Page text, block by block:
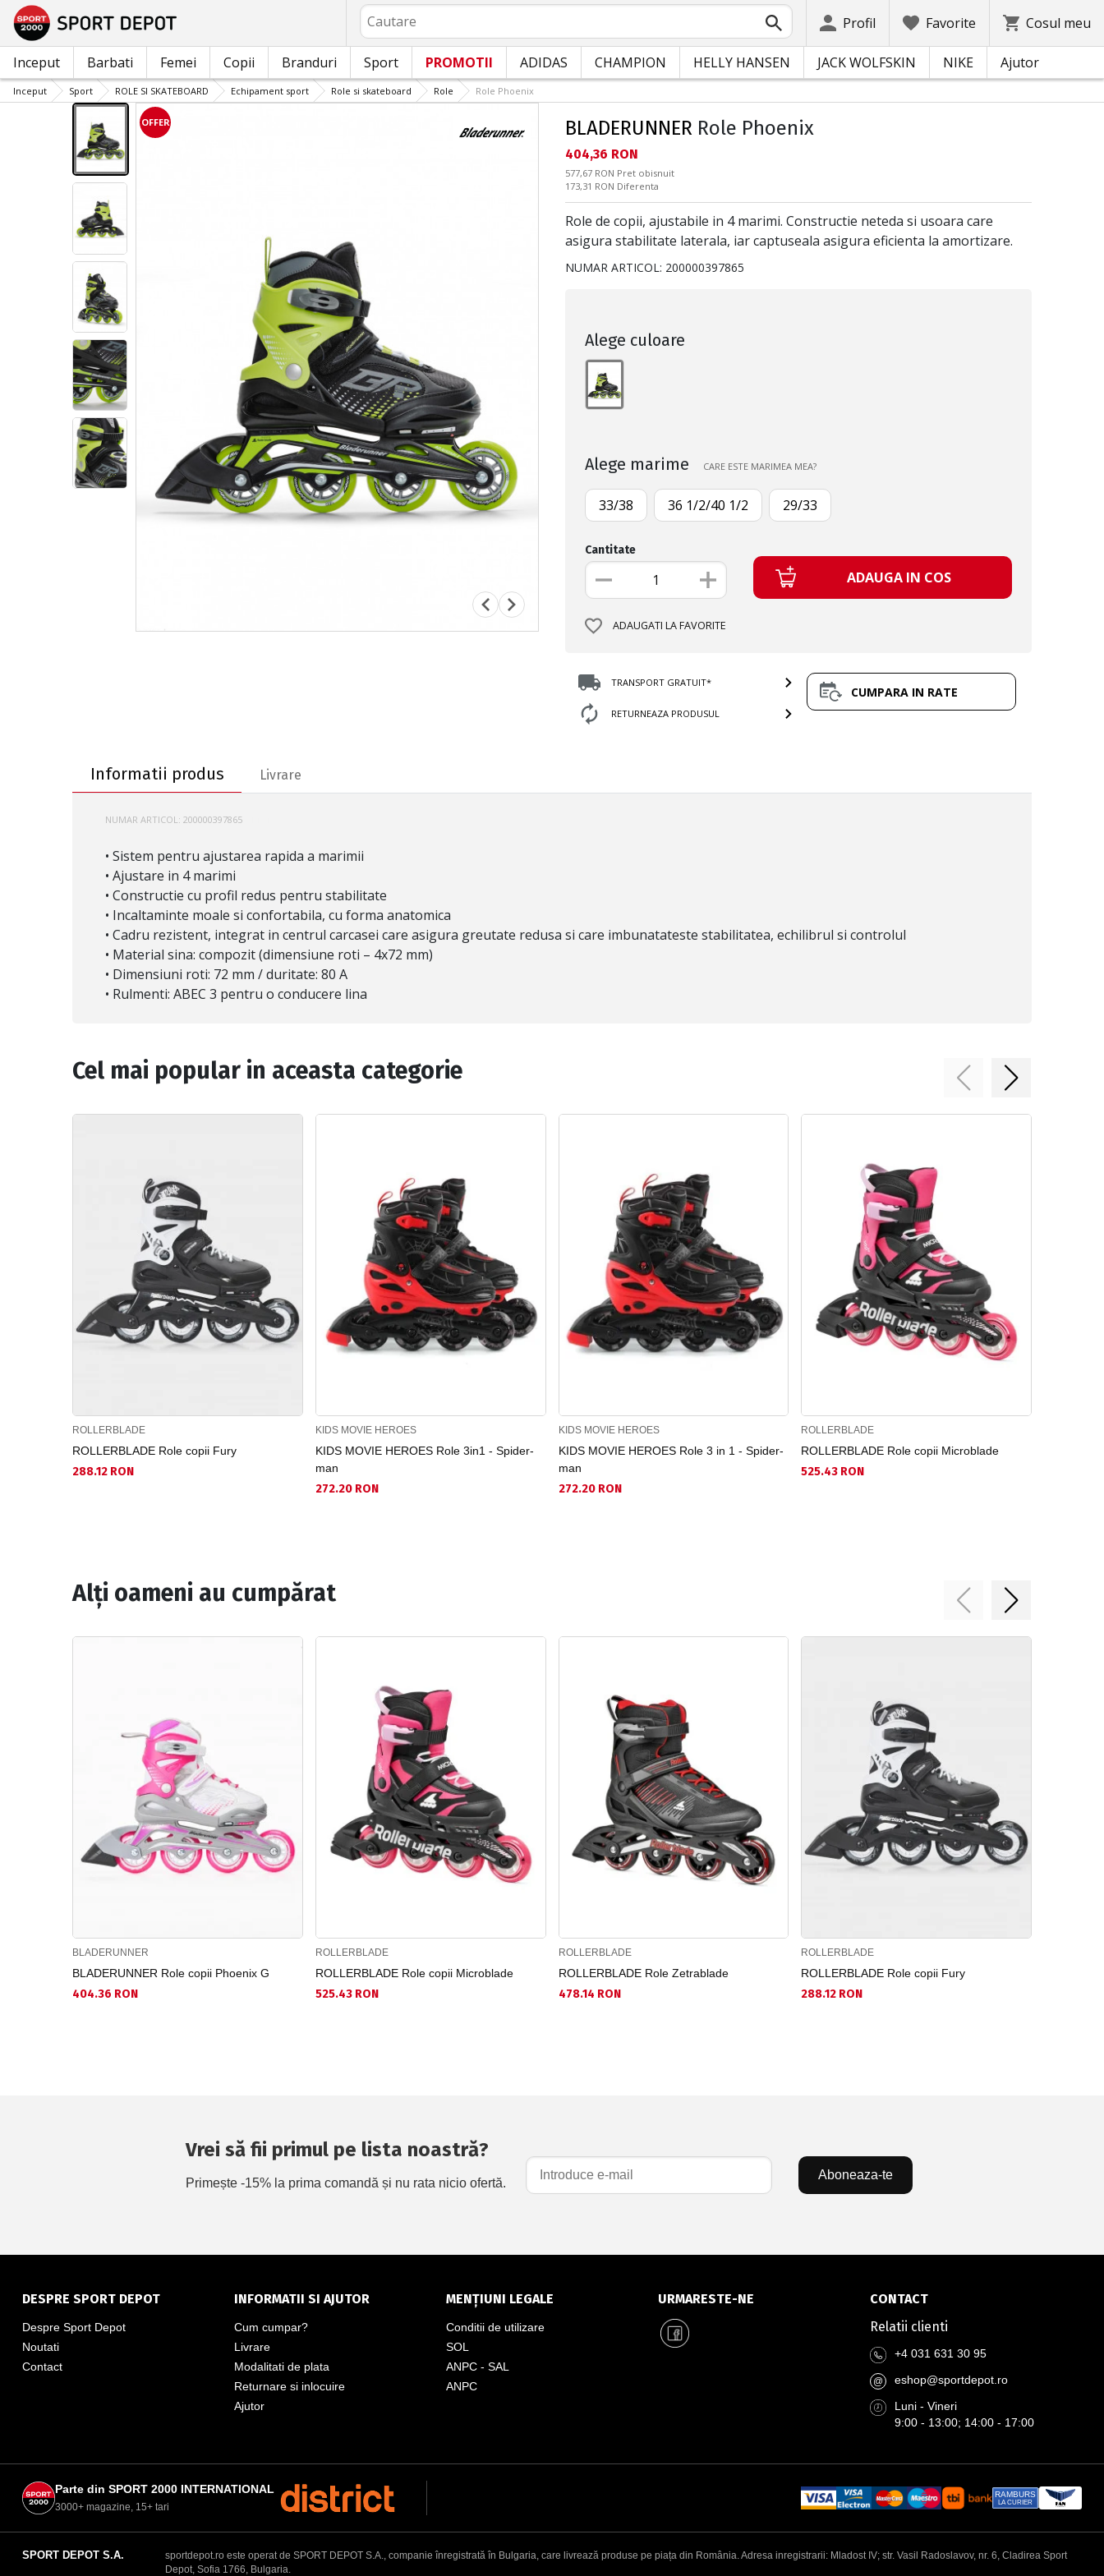
Cautare
Profil Favorite Cosul meu
Inceput Barbati Femei Copii Branduri Sport PROMOTII ADIDAS CHAMPION HELLY HANSEN JACK WOLFSKIN NIKE Ajutor
Inceput Sport ROLE SI SKATEBOARD Echipament sport Role si skateboard Role Role Phoenix
OFFER BLADERUNNER Role Phoenix
Текуща цена:
404,36 RON
Pret obisnuit:
577,67 RON Pret obisnuit
Спестявате:
173,31 RON Diferenta
Role de copii, ajustabile in 4 marimi. Constructie neteda si usoara care
asigura stabilitate laterala, iar captuseala asigura eficienta la amortizare.
NUMAR ARTICOL: 200000397865
Alege culoare
Alege marime CARE ESTE MARIMEA MEA?
33/38 36 1/2/40 1/2 29/33
Cantitate
ADAUGA IN COS
ADAUGATI LA FAVORITE
TRANSPORT GRATUIT*
RETURNEAZA PRODUSUL
CUMPARA IN RATE
Informatii produs
Livrare
NUMAR ARTICOL: 200000397865
• Sistem pentru ajustarea rapida a marimii
• Ajustare in 4 marimi
• Constructie cu profil redus pentru stabilitate
• Incaltaminte moale si confortabila, cu forma anatomica
• Cadru rezistent, integrat in centrul carcasei care asigura greutate redusa si care imbunatateste stabilitatea, echilibrul si controlul
• Material sina: compozit (dimensiune roti – 4х72 mm)
• Dimensiuni roti: 72 mm / duritate: 80 A
• Rulmenti: ABEC 3 pentru o conducere lina
Cel mai popular in aceasta categorie
ROLLERBLADE
ROLLERBLADE Role copii Fury
288.12 RON
KIDS MOVIE HEROES
KIDS MOVIE HEROES Role 3in1 - Spider-
man
272.20 RON
KIDS MOVIE HEROES
KIDS MOVIE HEROES Role 3 in 1 - Spider-
man
272.20 RON
ROLLERBLADE
ROLLERBLADE Role copii Microblade
525.43 RON
Alți oameni au cumpărat
BLADERUNNER
BLADERUNNER Role copii Phoenix G
404.36 RON
ROLLERBLADE
ROLLERBLADE Role copii Microblade
525.43 RON
ROLLERBLADE
ROLLERBLADE Role Zetrablade
478.14 RON
ROLLERBLADE
ROLLERBLADE Role copii Fury
288.12 RON
Vrei să fii primul pe lista noastră?
Primește -15% la prima comandă și nu rata nicio ofertă.
Aboneaza-te
DESPRE SPORT DEPOT
Despre Sport Depot
Noutati
Contact
INFORMATII SI AJUTOR
Cum cumpar?
Livrare
Modalitati de plata
Returnare si inlocuire
Ajutor
MENȚIUNI LEGALE
Conditii de utilizare
SOL
ANPC - SAL
ANPC
URMARESTE-NE
CONTACT
Relatii clienti
+4 031 631 30 95
@
eshop@sportdepot.ro
Luni - Vineri
9:00 - 13:00; 14:00 - 17:00
Parte din SPORT 2000 INTERNATIONAL
3000+ magazine, 15+ tari
RAMBURS
LA CURIER
SPORT DEPOT S.A.
sportdepot.ro este operat de SPORT DEPOT S.A., companie înregistrată în Bulgaria, care livrează produse pe piața din România. Adresa inregistrarii: Mladost IV; str. Vasil Radoslavov, nr. 6, Cladirea Sport
Depot, Sofia 1766, Bulgaria.